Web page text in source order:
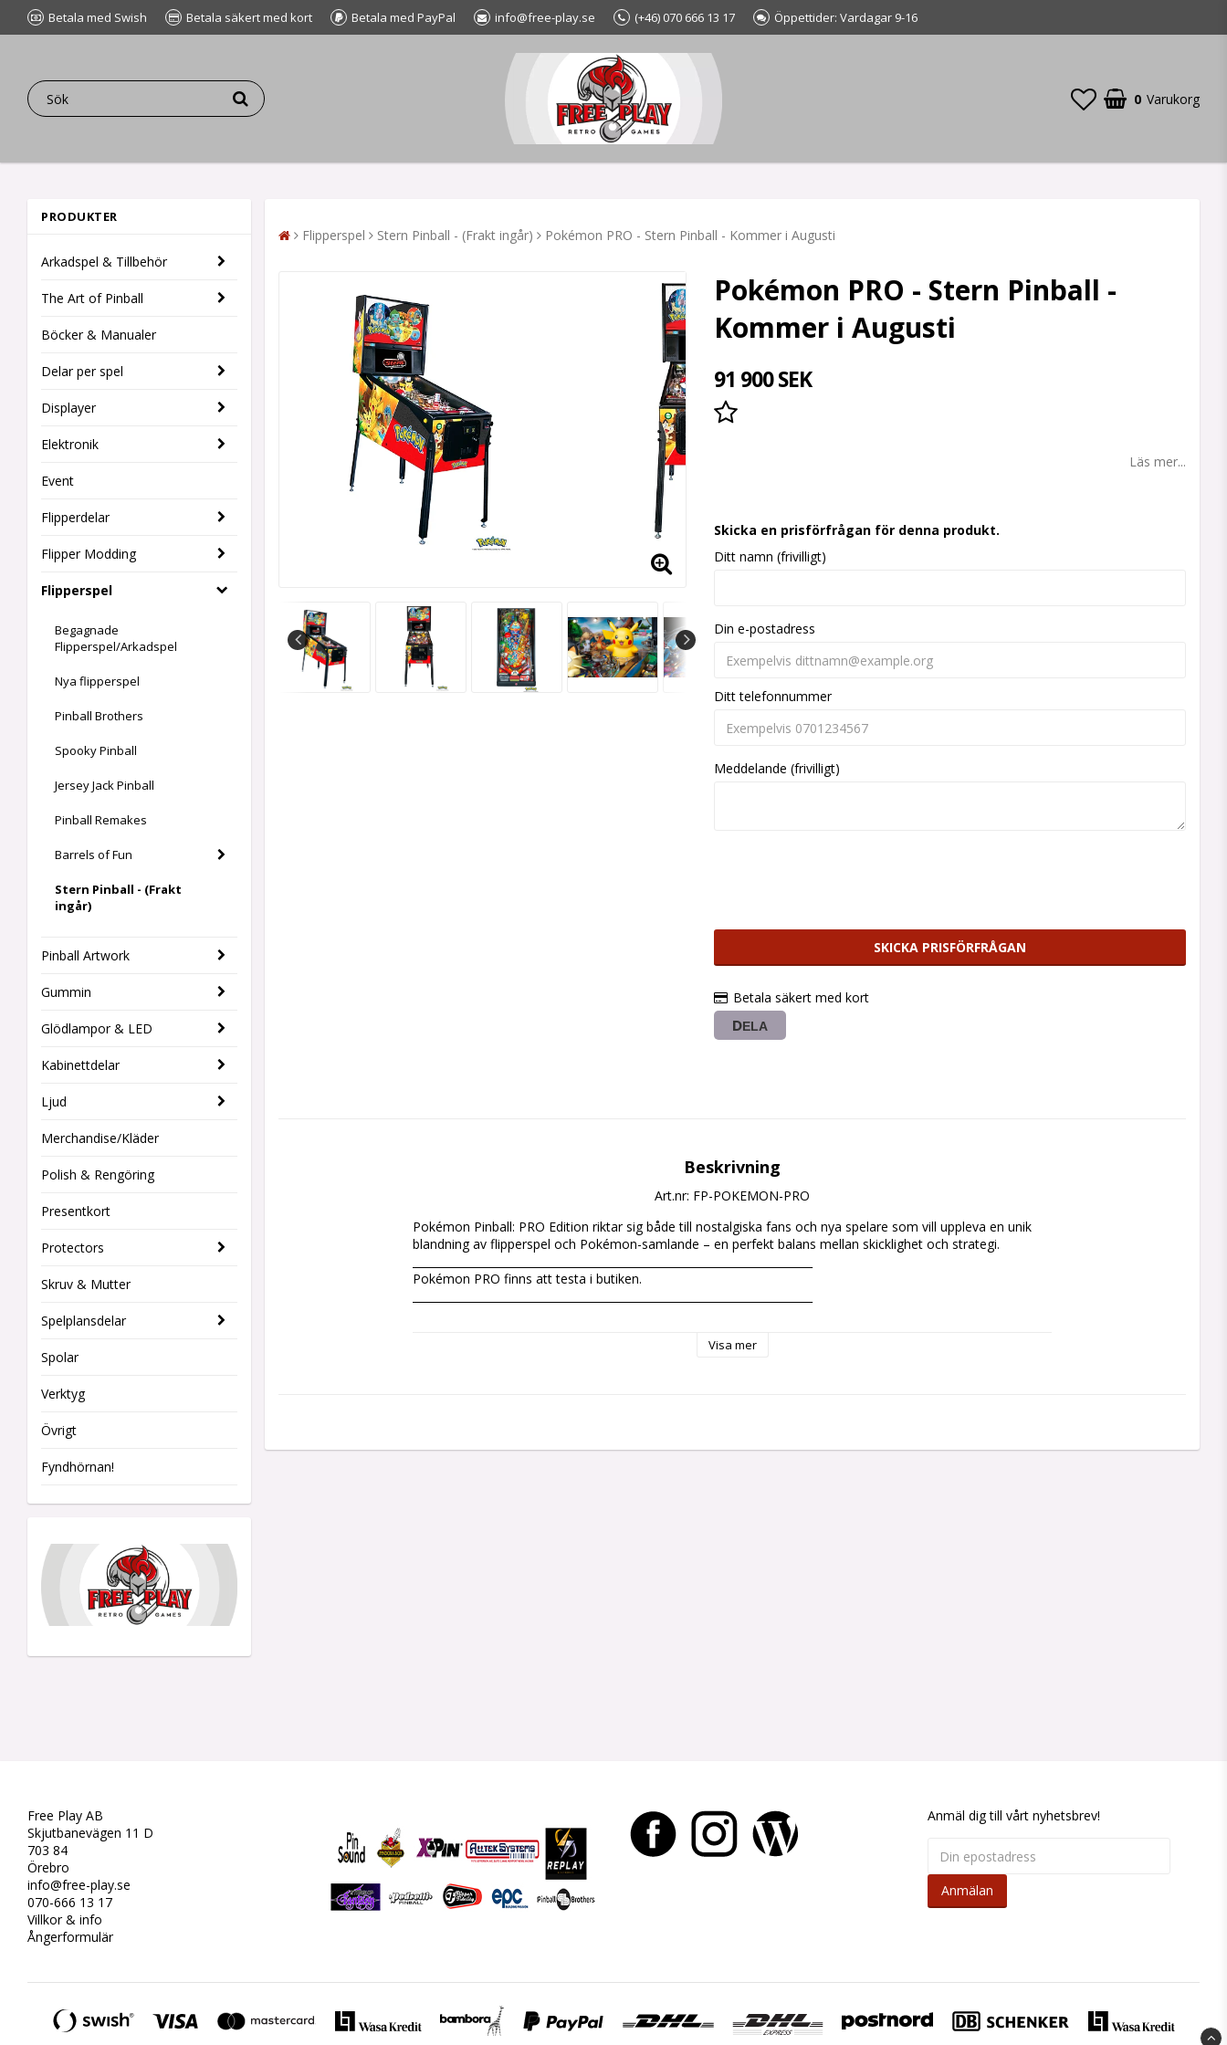
Betala med Swish Betala säkert med kort Betala med PayPal info@free-play.se (+46) 070 666 13 17 Öppettider: Vardagar 9-16
0 Varukorg
PRODUKTER
Arkadspel & Tillbehör
The Art of Pinball
Böcker & Manualer
Delar per spel
Displayer
Elektronik
Event
Flipperdelar
Flipper Modding
Flipperspel
Begagnade
Flipperspel/Arkadspel
Nya flipperspel
Pinball Brothers
Spooky Pinball
Jersey Jack Pinball
Pinball Remakes
Barrels of Fun
Stern Pinball - (Frakt
ingår)
Pinball Artwork
Gummin
Glödlampor & LED
Kabinettdelar
Ljud
Merchandise/Kläder
Polish & Rengöring
Presentkort
Protectors
Skruv & Mutter
Spelplansdelar
Spolar
Verktyg
Övrigt
Fyndhörnan!
Flipperspel Stern Pinball - (Frakt ingår) Pokémon PRO - Stern Pinball - Kommer i Augusti
Pokémon PRO - Stern Pinball -
Kommer i Augusti
91 900 SEK
Läs mer...
Skicka en prisförfrågan för denna produkt.
Ditt namn (frivilligt)
Din e-postadress
Ditt telefonnummer
Meddelande (frivilligt)
SKICKA PRISFÖRFRÅGAN
Betala säkert med kort
DELA
Beskrivning
Art.nr: FP-POKEMON-PRO
Pokémon Pinball: PRO Edition riktar sig både till nostalgiska fans och nya spelare som vill uppleva en unik
blandning av flipperspel och Pokémon-samlande – en perfekt balans mellan skicklighet och strategi.
Pokémon PRO finns att testa i butiken.
International, bringing the world of Trainers to pinball for the first time. Players are immersed right in the
+ Mechanically animated Poké Ball shot as a central gameplay element
Visa mer
Free Play AB
Skjutbanevägen 11 D
703 84
Örebro
info@free-play.se
070-666 13 17
Villkor & info
Ångerformulär
Anmäl dig till vårt nyhetsbrev!
Anmälan